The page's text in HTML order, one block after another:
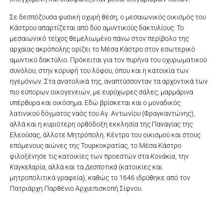
Σε δεσπόζουσα φυσική οχυρή θέση, ο μεσαιωνικός οικισμός του
Κάστρου απαρτίζεται από δύο αμυντικούς δακτυλίους. Το
μεσαιωνικό τείχος θεμελιωμένο πάνω στον περίβολο της
αρχαίας ακρόπολης ορίζει το Μέσα Κάστρο στον εσωτερικό
αμυντικό δακτύλιο. Πρόκειται για τον πυρήνα του οχυρωματικού
συνόλου, στην κορυφή του λόφου, όπου και η κατοικία των
ηγεμόνων. Στα ανατολικά της, αναπτύσσονταν τα αρχοντικά των
πιο εύπορων οικογενειών, με ευρύχωρες σάλες, μαρμάρινα
υπέρθυρα και οικόσημα. Εδώ βρίσκεται και ο μοναδικός
λατινικού δόγματος ναός του Αγ. Αντωνίου (Φραγκαντώνης),
αλλά και η κυριότερη ορθόδοξη εκκλησία της Παναγίας της
Ελεούσας, άλλοτε Μητρόπολη. Κέντρο του οικισμού και στους
επόμενους αιώνες της Τουρκοκρατίας, το Μέσα Κάστρο
φιλοξένησε τις κατοικίες των προεστών στα Κονάκια , την
Καγκελαρία , αλλά και τα Δεσποτικά (κατοικίες και
μητροπολιτικά γραφεία), καθώς το 1646 ιδρύθηκε από τον
Πατριάρχη Παρθένιο Αρχιεπισκοπή Σίφνου.